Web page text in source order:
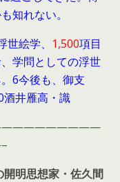
知れない。
絵学、 1,500項目
学問としての浮世
6今後も、御支
井雁高・識
明思想家・ 佐久間